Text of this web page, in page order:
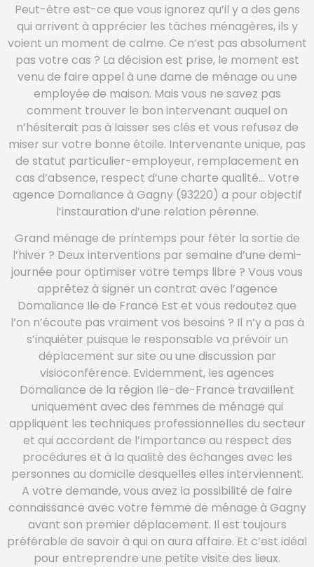
Peut-être est-ce que vous ignorez qu’il y a des gens
qui arrivent à apprécier les tâches ménagères, ils y
voient un moment de calme. Ce n’est pas absolument
pas votre cas ? La décision est prise, le moment est
venu de faire appel à une dame de ménage ou une
employée de maison. Mais vous ne savez pas
comment trouver le bon intervenant auquel on
n’hésiterait pas à laisser ses clés et vous refusez de
miser sur votre bonne étoile. Intervenante unique, pas
de statut particulier-employeur, remplacement en
cas d’absence, respect d’une charte qualité… Votre
agence Domaliance à Gagny (93220) a pour objectif
l’instauration d’une relation pérenne.
Grand ménage de printemps pour fêter la sortie de
l’hiver ? Deux interventions par semaine d’une demi-
journée pour optimiser votre temps libre ? Vous vous
apprêtez à signer un contrat avec l’agence
Domaliance Ile de France Est et vous redoutez que
l’on n’écoute pas vraiment vos besoins ? Il n’y a pas à
s’inquiéter puisque le responsable va prévoir un
déplacement sur site ou une discussion par
visioconférence. Evidemment, les agences
Domaliance de la région Ile-de-France travaillent
uniquement avec des femmes de ménage qui
appliquent les techniques professionnelles du secteur
et qui accordent de l’importance au respect des
procédures et à la qualité des échanges avec les
personnes au domicile desquelles elles interviennent.
A votre demande, vous avez la possibilité de faire
connaissance avec votre femme de ménage à Gagny
avant son premier déplacement. Il est toujours
préférable de savoir à qui on aura affaire. Et c’est idéal
pour entreprendre une petite visite des lieux.